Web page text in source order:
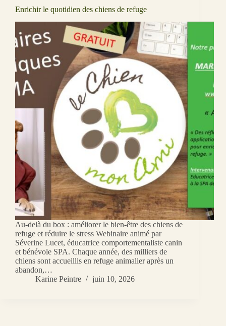
Enrichir le quotidien des chiens de refuge
Au-delà du box : améliorer le bien-être des chiens de
refuge et réduire le stress Webinaire animé par
Séverine Lucet, éducatrice comportementaliste canin
et bénévole SPA. Chaque année, des milliers de
chiens sont accueillis en refuge animalier après un
abandon,…
Karine Peintre
juin 10, 2026